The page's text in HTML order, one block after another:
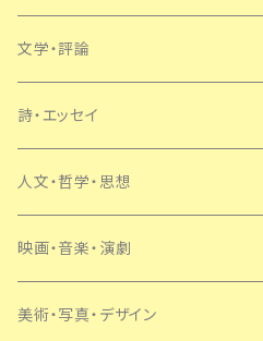
文学・評論
日本
外国
SF・ミステリー
詩・エッセイ
人文・哲学・思想
映画・音楽・演劇
美術・写真・デザイン